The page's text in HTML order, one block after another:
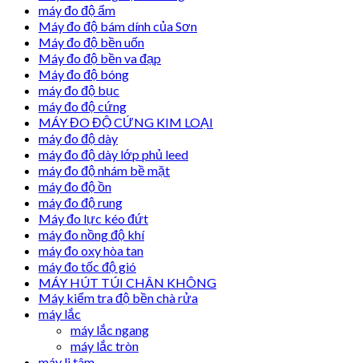
máy đo độ ẩm
Máy đo độ bám dính của Sơn
Máy đo độ bền uốn
Máy đo độ bền va đạp
Máy đo độ bóng
máy đo độ bục
máy đo độ cứng
MÁY ĐO ĐỘ CỨNG KIM LOẠI
máy đo độ dày
máy đo độ dày lớp phủ leed
máy đo độ nhám bề mặt
máy đo độ ồn
máy đo độ rung
Máy đo lực kéo đứt
máy đo nồng độ khí
máy đo oxy hòa tan
máy đo tốc độ gió
MÁY HÚT TÚI CHÂN KHÔNG
Máy kiểm tra độ bền chà rửa
máy lắc
máy lắc ngang
máy lắc tròn